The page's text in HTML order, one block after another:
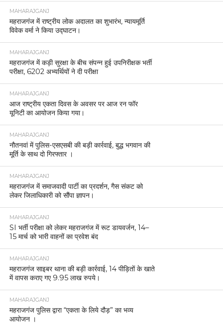
MAHARAJGANJ
महराजगंज में राष्ट्रीय लोक अदालत का शुभारंभ, न्यायमूर्ति
विवेक वर्मा ने किया उद्घाटन।
MAHARAJGANJ
महराजगंज में कड़ी सुरक्षा के बीच संपन्न हुई उपनिरीक्षक भर्ती
परीक्षा, 6202 अभ्यर्थियों ने दी परीक्षा
MAHARAJGANJ
आज राष्ट्रीय एकता दिवस के अवसर पर आज रन फॉर
यूनिटी का आयोजन किया गया।
MAHARAJGANJ
नौतनवां में पुलिस-एसएसबी की बड़ी कार्रवाई, बुद्ध भगवान की
मूर्ति के साथ दो गिरफ्तार ।
MAHARAJGANJ
महराजगंज में समाजवादी पार्टी का प्रदर्शन, गैस संकट को
लेकर जिलाधिकारी को सौंपा ज्ञापन।
MAHARAJGANJ
SI भर्ती परीक्षा को लेकर महराजगंज में रूट डायवर्जन, 14–
15 मार्च को भारी वाहनों का प्रवेश बंद
MAHARAJGANJ
महराजगंज साइबर थाना की बड़ी कार्रवाई, 14 पीड़ितों के खाते
में वापस कराए गए 9.95 लाख रुपये।
MAHARAJGANJ
महराजगंज पुलिस द्वारा “एकता के लिये दौड़” का भव्य
आयोजन ।